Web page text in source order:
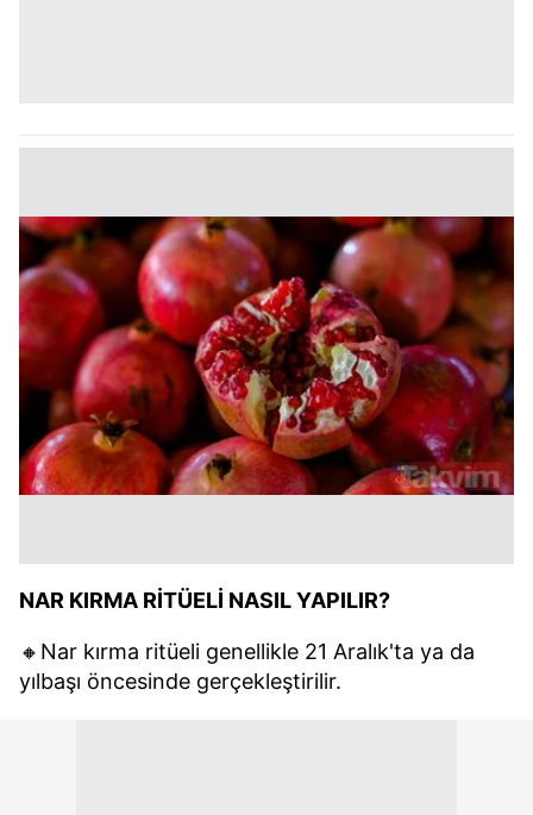
kullanılmaktadır. Diğer çerezler, sitemizin daha işlevsel
sınırlı olarak açık rızanız dahilinde kullanılacaktır.
Çerezlere ilişkin tercihlerinizi aşağıda yer alan panel
vasıtasıyla belirleyebilirsiniz. Çerezlere ilişkin detaylı bilgi
için Ayarlar butonuna tıklayabilir,Çerez Bilgilendirme
Metnimiziziyaret edebilirsiniz.
6698 sayılı Kişisel Verilerin Korunması Kanunu uyarınca
hazırlanmış Aydınlatma Metnimizi okumak ve sitemizde
ilgili mevzuata uygun olarak kullanılan çerezlerle ilgili bilgi
NAR KIRMA RİTÜELİ NASIL YAPILIR?
🔸Nar kırma ritüeli genellikle 21 Aralık'ta ya da
yılbaşı öncesinde gerçekleştirilir.